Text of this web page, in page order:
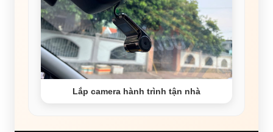
Lắp camera hành trình tận nhà